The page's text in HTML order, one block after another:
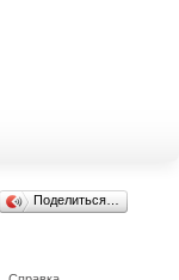
Поделиться…